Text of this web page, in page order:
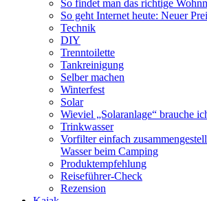
So findet man das richtige
So geht Internet heute: Neuer
Technik
DIY
Trenntoilette
Tankreinigung
Selber machen
Winterfest
Solar
Wieviel „Solaranlage“ brauche
Trinkwasser
Vorfilter einfach
Wasser beim Camping
Produktempfehlung
Reiseführer-Check
Rezension